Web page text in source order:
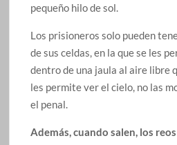
pequeño hilo de sol.
Los prisioneros solo pueden
de sus celdas, en la que se les
dentro de una jaula al aire libre
les permite ver el cielo, no las
el penal.
Además, cuando salen, los